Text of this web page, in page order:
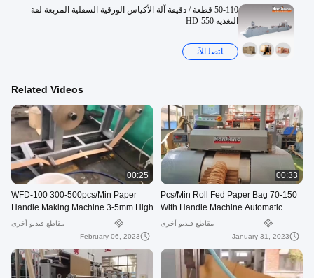
50-110 قطعة / دقيقة آلة الأكياس الورقية السفلية المربعة لفة
التغذية HD-550
ﺎﺘﺼﻟ ﺍﻶﻧ
Related Videos
00:33
70-150 Pcs/Min Roll Fed Paper Bag
With Handle Machine Automatic
WFD-330
مقاطع فيديو أخرى
January 31, 2023
00:25
WFD-100 300-500pcs/Min Paper
Handle Making Machine 3-5mm High
Speed
مقاطع فيديو أخرى
February 06, 2023